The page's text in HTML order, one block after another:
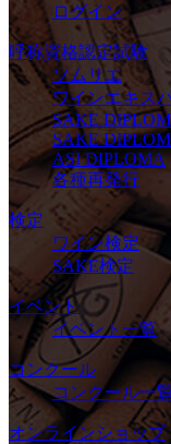
ログイン
呼称資格認定試験
ソムリエ
ワインエキス
SAKE
SAKE
ASI DIPLOMA
各種再発行
検定
ワイン検定
SAKE検定
イベント
イベント一覧
コンクール
コンクール一
オンラインショップ